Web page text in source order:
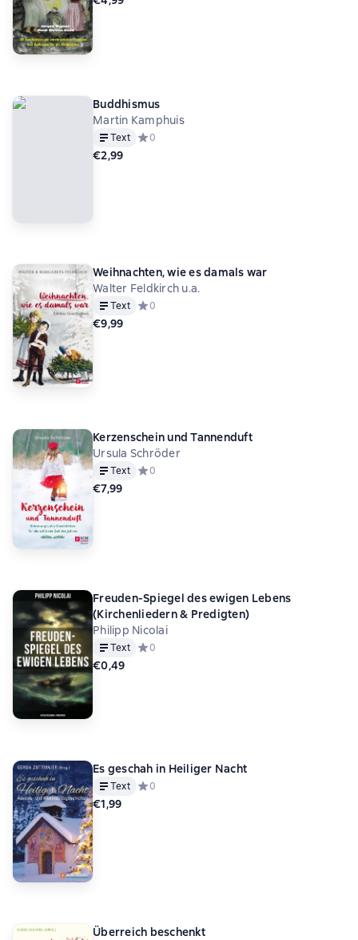
Buddhismus
Martin Kamphuis
Text Средний рейтинг 0 на основе 0 оценок
0
€2,99
Weihnachten, wie es damals war
Walter Feldkirch u.a.
Text Средний рейтинг 0 на основе 0 оценок
0
€9,99
Kerzenschein und Tannenduft
Ursula Schröder
Text Средний рейтинг 0 на основе 0 оценок
0
€7,99
Freuden-Spiegel des ewigen Lebens
(Kirchenliedern & Predigten)
Philipp Nicolai
Text Средний рейтинг 0 на основе 0 оценок
0
€0,49
Es geschah in Heiliger Nacht
Text Средний рейтинг 0 на основе 0 оценок
0
€1,99
Überreich beschenkt